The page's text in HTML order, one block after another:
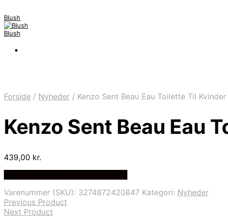
Blush
Blush
Forside / Nyheder / Kenzo Sent Beau Eau Toilette Til Kvinder
Kenzo Sent Beau Eau
439,00 kr.
Varenummer (SKU): 3274872420847 Kategori: Nyheder
Previous Product
Next Product